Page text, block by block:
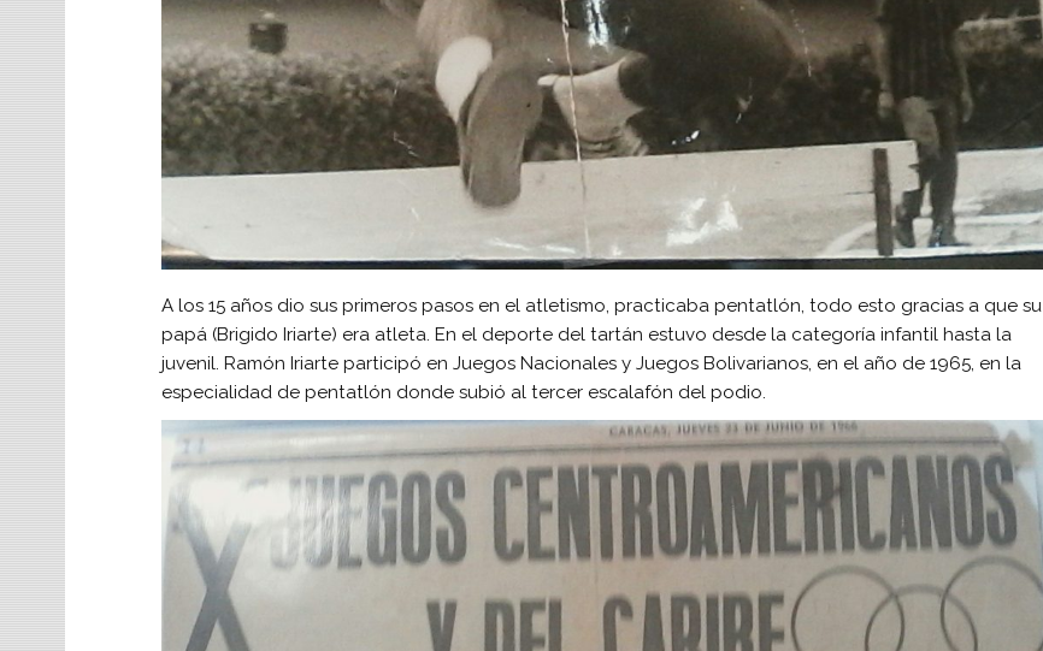
A los 15 años dio sus primeros pasos en el atletismo, practicaba pentatlón, todo esto gracias a que su
papá (Brigido Iriarte) era atleta. En el deporte del tartán estuvo desde la categoría infantil hasta la
juvenil. Ramón Iriarte participó en Juegos Nacionales y Juegos Bolivarianos, en el año de 1965, en la
especialidad de pentatlón donde subió al tercer escalafón del podio.